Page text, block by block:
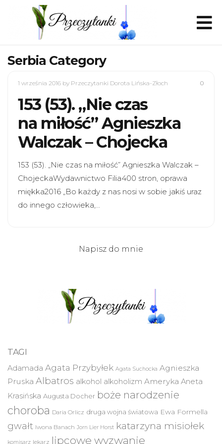
Serbia Category
1 września 2016 by Przeczytanki Dorota Lińska-Złoch 0
153 (53). „Nie czas
na miłość” Agnieszka
Walczak – Chojecka
153 (53). „Nie czas na miłość” Agnieszka Walczak –
ChojeckaWydawnictwo Filia400 stron, oprawa
miękka2016 „Bo każdy z nas nosi w sobie jakiś uraz
do innego człowieka,…
Napisz do mnie
TAGI
Adamada Agata Przybyłek Agata Suchocka Agnieszka
Pruska Albatros alkohol alkoholizm Ameryka Aneta
Krasińska Augusta Docher boże narodzenie
choroba Daria Orlicz druga wojna światowa Ewa Formella
gwałt Iwona Banach Jorn Lier Horst katarzyna misiołek
komisarz lekarz lipcowe wyzwanie